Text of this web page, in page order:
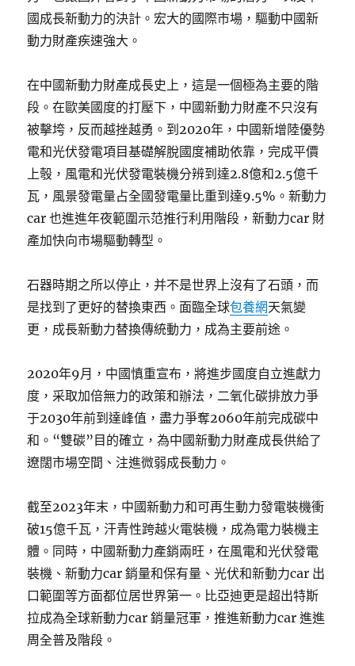
國成長新動力的決計。宏大的國際市場，驅動中國新
動力財產疾速強大。
在中國新動力財產成長史上，這是一個極為主要的階
段。在歐美國度的打壓下，中國新動力財產不只沒有
被擊垮，反而越挫越勇。到2020年，中國新增陸優勢
電和光伏發電項目基礎解脫國度補助依靠，完成平價
上彀，風電和光伏發電裝機分辨到達2.8億和2.5億千
瓦，風景發電量占全國發電量比重到達9.5%。新動力
car 也進進年夜範圍示范推行利用階段，新動力car 財
產加快向市場驅動轉型。
石器時期之所以停止，并不是世界上沒有了石頭，而
是找到了更好的替換東西。面臨全球包養網天氣變
更，成長新動力替換傳統動力，成為主要前途。
2020年9月，中國慎重宣布，將進步國度自立進獻力
度，采取加倍無力的政策和辦法，二氧化碳排放力爭
于2030年前到達峰值，盡力爭奪2060年前完成碳中
和。“雙碳”目的確立，為中國新動力財產成長供給了
遼闊市場空間、注進微弱成長動力。
截至2023年末，中國新動力和可再生動力發電裝機衝
破15億千瓦，汗青性跨越火電裝機，成為電力裝機主
體。同時，中國新動力產銷兩旺，在風電和光伏發電
裝機、新動力car 銷量和保有量、光伏和新動力car 出
口範圍等方面都位居世界第一。比亞迪更是超出特斯
拉成為全球新動力car 銷量冠軍，推進新動力car 進進
周全普及階段。